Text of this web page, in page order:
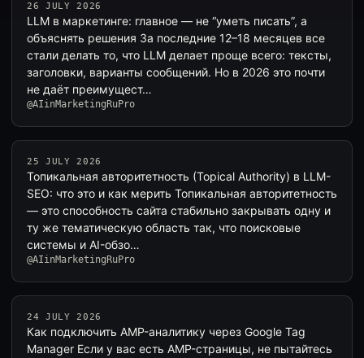
26 JULY 2026
LLM в маркетинге: главное — не “уметь писать”, а
объяснять решения За последние 12–18 месяцев все
стали делать то, что LLM делает проще всего: тексты,
заголовки, варианты сообщений. Но в 2026 это почти
не даёт преимущест…
@AIinMarketingRuPro
25 JULY 2026
Топикальная авторитетность (Topical Authority) в LLM-
SEO: что это и как мерить Топикальная авторитетность
— это способность сайта стабильно закрывать одну и
ту же тематическую область так, что поисковые
системы и AI-обзо…
@AIinMarketingRuPro
24 JULY 2026
Как подключить AMP-аналитику через Google Tag
Manager Если у вас есть AMP-страницы, не пытайтесь